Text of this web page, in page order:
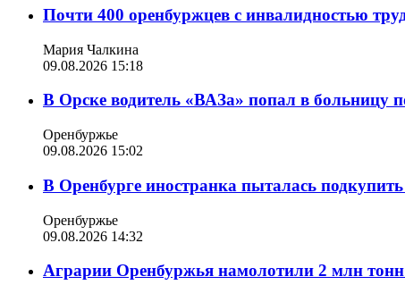
Почти 400 оренбуржцев с инвалидностью
Мария Чалкина
09.08.2026 15:18
В Орске водитель «ВАЗа» попал в больницу
Оренбуржье
09.08.2026 15:02
В Оренбурге иностранка пыталась
Оренбуржье
09.08.2026 14:32
Аграрии Оренбуржья намолотили 2 млн тонн